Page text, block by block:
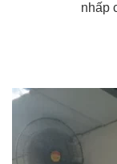
nhấp